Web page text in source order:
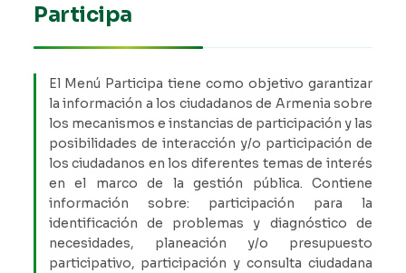
Participa
El Menú Participa tiene como objetivo garantizar
la información a los ciudadanos de Armenia sobre
los mecanismos e instancias de participación y las
posibilidades de interacción y/o participación de
los ciudadanos en los diferentes temas de interés
en el marco de la gestión pública. Contiene
información sobre: participación para la
identificación de problemas y diagnóstico de
necesidades, planeación y/o presupuesto
participativo, participación y consulta ciudadana